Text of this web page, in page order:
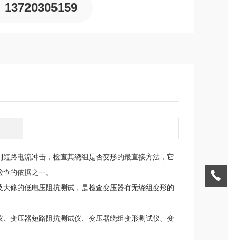
13720305159
路电流冲击，检查其绕组是否变形的最直接方法，它
的依据之一。
修的低电压阻抗测试，是检查变压器有无绕组变形的
变压器短路阻抗测试仪、变压器绕组变形测试仪、变